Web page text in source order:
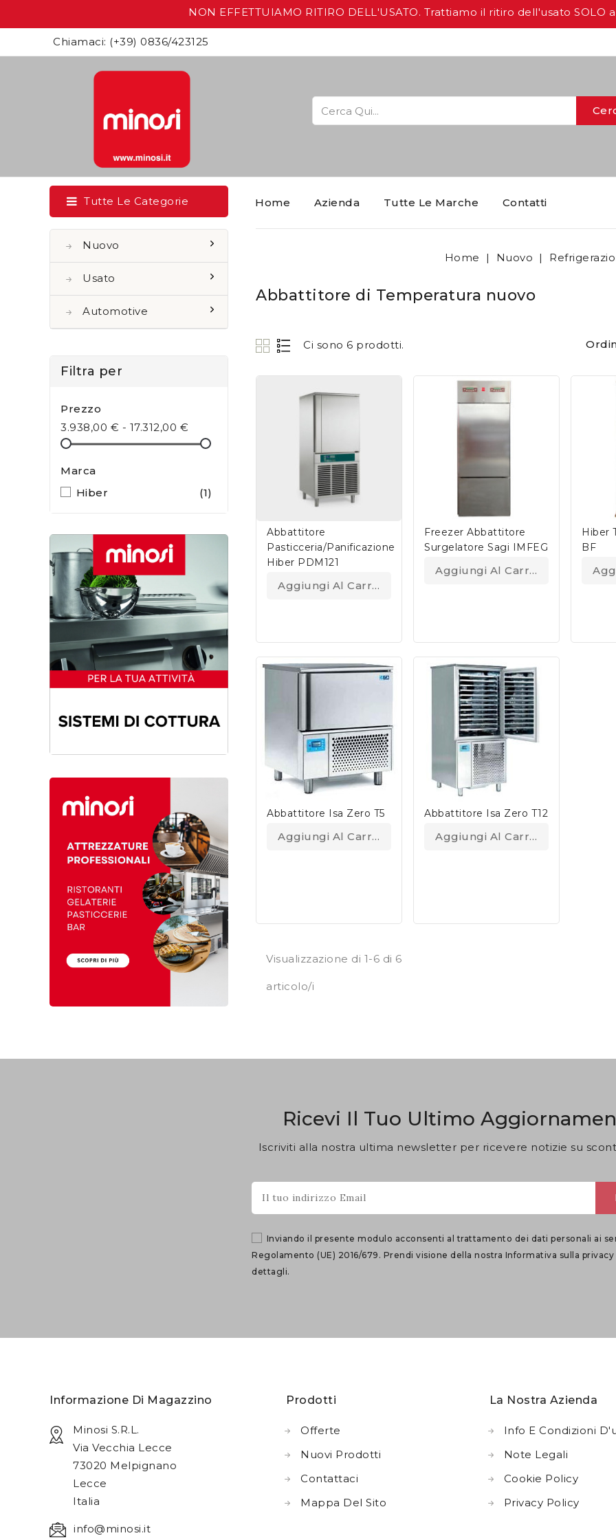
NON EFFETTUIAMO RITIRO DELL'USATO. Trattiamo il ritiro dell'usato SOLO
Chiamaci: (+39) 0836/423125
Home Azienda Tutte Le Marche Contatti
Tutte Le Categorie
Nuovo
Usato
Automotive
Filtra per
Prezzo
3.938,00 € - 17.312,00 €
Marca
Hiber
(1)
Home Nuovo
Abbattitore di Temperatura nuovo
Ci sono 6 prodotti.
Abbattitore
Pasticceria/panificazione
Hiber PDM121
Aggiungi Al Carrello
Freezer Abbattitore
Surgelatore Sagi IMFEG
Aggiungi Al Carrello
Hiber
BF
Abbattitore Isa Zero T5
Aggiungi Al Carrello
Abbattitore Isa Zero T12
Aggiungi Al Carrello
Visualizzazione di 1-6 di 6
articolo/i
Ricevi Il Tuo Ultimo
Iscriviti alla nostra ultima newsletter per ricevere notizie su
Inviando il presente modulo acconsenti al trattamento dei dati personali ai
Regolamento (UE) 2016/679. Prendi visione della nostra Informativa sulla privacy
dettagli.
Informazione Di Magazzino
Minosi S.r.l.
Via Vecchia Lecce
73020 Melpignano
Lecce
Italia
info@minosi.it
Prodotti
Offerte
Nuovi Prodotti
Contattaci
Mappa Del Sito
La Nostra Azienda
Info E Condizioni
Note Legali
Cookie Policy
Privacy Policy